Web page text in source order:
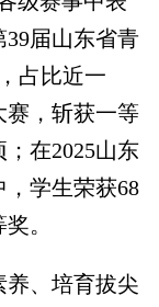
届山东省青
占比近一
赛，斩获一等
在2025山东
学生荣获68
。
、培育拔尖